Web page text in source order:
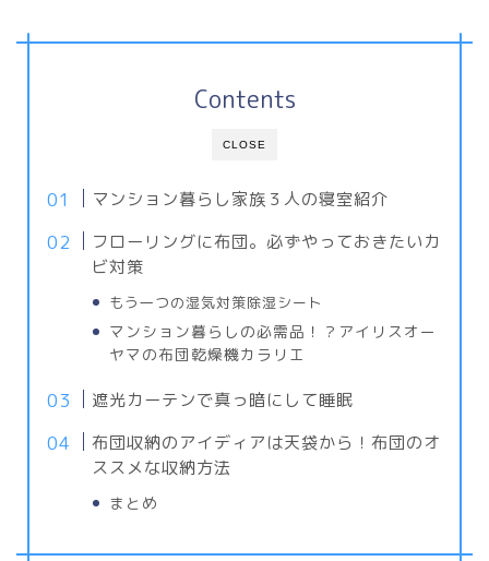
CLOSE
Contents
マンション暮らし家族３人の寝室紹介
フローリングに布団。必ずやっておきたいカ
ビ対策
もう一つの湿気対策除湿シート
マンション暮らしの必需品！？アイリスオー
ヤマの布団乾燥機カラリエ
遮光カーテンで真っ暗にして睡眠
布団収納のアイディアは天袋から！布団のオ
ススメな収納方法
まとめ